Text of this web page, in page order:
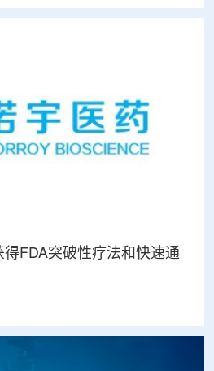
FDA突破性疗法和快速通